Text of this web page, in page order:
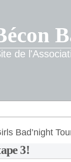
de
Bad’night
3!